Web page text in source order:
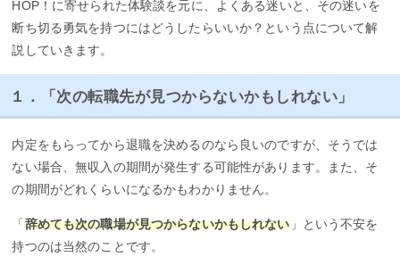
HOP！に寄せられた体験談を元に、よくある迷いと、その迷いを
断ち切る勇気を持つにはどうしたらいいか？という点について解
説していきます。
１．「次の転職先が見つからないかもしれない」
内定をもらってから退職を決めるのなら良いのですが、そうでは
ない場合、無収入の期間が発生する可能性があります。また、そ
の期間がどれくらいになるかもわかりません。
「 辞めても次の職場が見つからないかもしれない」という不安を
持つのは当然のことです。